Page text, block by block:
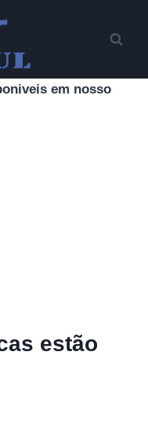
em nosso
estão